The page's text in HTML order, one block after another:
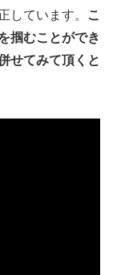
しています。
こ
掴むことができ
せてみて頂くと